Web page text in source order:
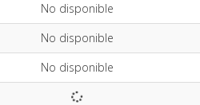
No disponible
No disponible
No disponible